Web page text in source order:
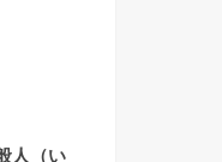
人（い